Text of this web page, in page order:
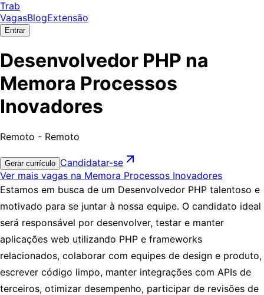
Trab
VagasBlogExtensão
Entrar
Desenvolvedor PHP na
Memora Processos
Inovadores
Remoto - Remoto
Gerar currículo Candidatar-se
Ver mais vagas na Memora Processos Inovadores
Estamos em busca de um Desenvolvedor PHP talentoso e
motivado para se juntar à nossa equipe. O candidato ideal
será responsável por desenvolver, testar e manter
aplicações web utilizando PHP e frameworks
relacionados, colaborar com equipes de design e produto,
escrever código limpo, manter integrações com APIs de
terceiros, otimizar desempenho, participar de revisões de